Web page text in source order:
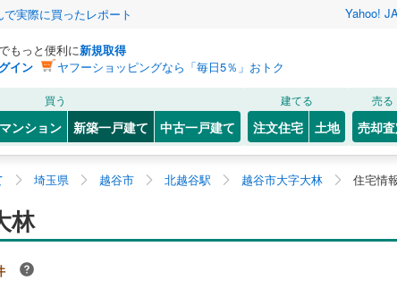
実際に買ったレポート Yahoo!
もっと便利に新規取得
イン
ヤフーショッピングなら「毎日5％」おトク
買う
ンション 新築一戸建て 中古一戸建て
建てる
注文住宅 土地
売る
売却
埼玉県 越谷市 北越谷駅 越谷市大字大林 住宅情
林